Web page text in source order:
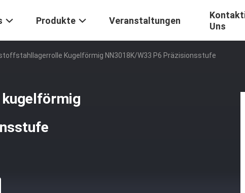
Produkte Veranstaltungen
Uns
Kugelförmig NN3018K/W33 P6 Präzisionsstufe